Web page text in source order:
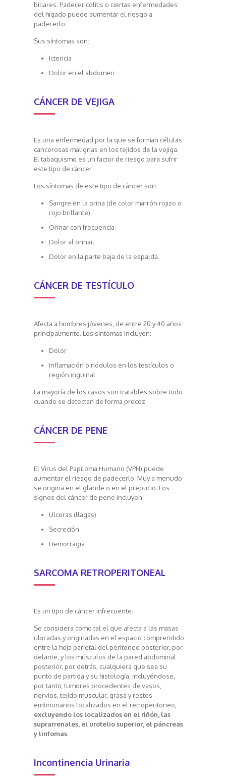
biliares. Padecer colitis o ciertas enfermedades
del hígado puede aumentar el riesgo a
padecerlo.
Sus síntomas son:
Ictericia
Dolor en el abdomen
CÁNCER DE VEJIGA
Es una enfermedad por la que se forman células
cancerosas malignas en los tejidos de la vejiga.
El tabaquismo es un factor de riesgo para sufrir
este tipo de cáncer.
Los síntomas de este tipo de cáncer son:
Sangre en la orina (de color marrón rojizo o
rojo brillante).
Orinar con frecuencia.
Dolor al orinar.
Dolor en la parte baja de la espalda.
CÁNCER DE TESTÍCULO
Afecta a hombres jóvenes, de entre 20 y 40 años
principalmente. Los síntomas incluyen:
Dolor
Inflamación o nódulos en los testículos o
región inguinal
La mayoría de los casos son tratables sobre todo
cuando se detectan de forma precoz.
CÁNCER DE PENE
El Virus del Papiloma Humano (VPH) puede
aumentar el riesgo de padecerlo. Muy a menudo
se origina en el glande o en el prepucio. Los
signos del cáncer de pene incluyen:
Ulceras (llagas)
Secreción
Hemorragia
SARCOMA RETROPERITONEAL
Es un tipo de cáncer infrecuente.
Se considera como tal el que afecta a las masas
ubicadas y originadas en el espacio comprendido
entre la hoja parietal del peritoneo posterior, por
delante, y los músculos de la pared abdominal
posterior, por detrás, cualquiera que sea su
punto de partida y su histología, incluyéndose,
por tanto, tumores procedentes de vasos,
nervios, tejido muscular, grasa y restos
embrionarios localizados en el retroperitoneo,
excluyendo los localizados en el riñón, las
suprarrenales, el urotelio superior, el páncreas
y linfomas.
Incontinencia Urinaria